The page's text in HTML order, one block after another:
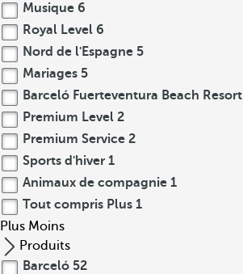
Musique 6
Royal Level 6
Nord de l'Espagne 5
Mariages 5
Barceló Fuerteventura Beach Resort
Premium Level 2
Premium Service 2
Sports d'hiver 1
Animaux de compagnie 1
Tout compris Plus 1
Plus Moins
Produits
Barceló 52